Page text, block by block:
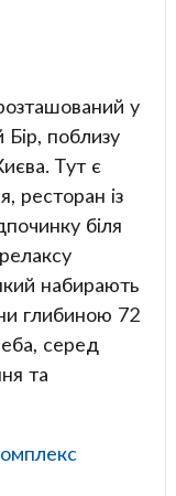
у
поблизу
Тут є
ресторан із
біля
набирають
глибиною 72
серед
та